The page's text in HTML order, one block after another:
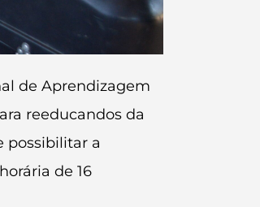
de Aprendizagem
reeducandos da
possibilitar a
de 16